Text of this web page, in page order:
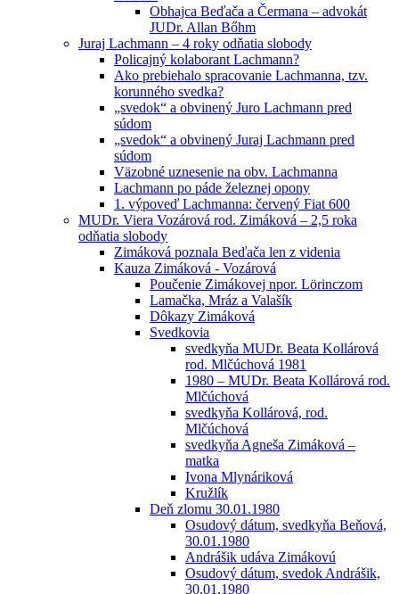
Obhajca Beďača a Čermana – advokát
JUDr. Allan Bőhm
Juraj Lachmann – 4 roky odňatia slobody
Policajný kolaborant Lachmann?
Ako prebiehalo spracovanie Lachmanna, tzv.
korunného svedka?
„svedok“ a obvinený Juro Lachmann pred
súdom
„svedok“ a obvinený Juraj Lachmann pred
súdom
Väzobné uznesenie na obv. Lachmanna
Lachmann po páde železnej opony
1. výpoveď Lachmanna: červený Fiat 600
MUDr. Viera Vozárová rod. Zimáková – 2,5 roka
odňatia slobody
Zimáková poznala Beďača len z videnia
Kauza Zimáková - Vozárová
Poučenie Zimákovej npor. Lörinczom
Lamačka, Mráz a Valašík
Dôkazy Zimáková
Svedkovia
svedkyňa MUDr. Beata Kollárová
rod. Mlčúchová 1981
1980 – MUDr. Beata Kollárová rod.
Mlčúchová
svedkyňa Kollárová, rod.
Mlčúchová
svedkyňa Agneša Zimáková –
matka
Ivona Mlynáriková
Kružlík
Deň zlomu 30.01.1980
Osudový dátum, svedkyňa Beňová,
30.01.1980
Andrášik udáva Zimákovú
Osudový dátum, svedok Andrášik,
30.01.1980